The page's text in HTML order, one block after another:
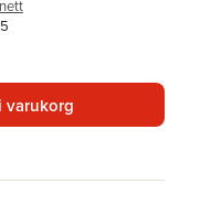
varukorg